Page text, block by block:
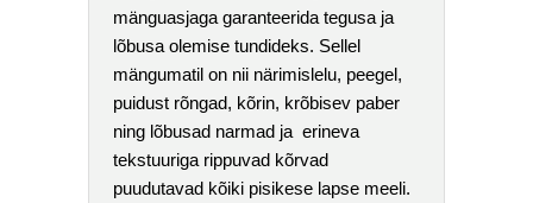
mänguasjaga garanteerida tegusa ja
lõbusa olemise tundideks. Sellel
mängumatil on nii närimislelu, peegel,
puidust rõngad, kõrin, krõbisev paber
ning lõbusad narmad ja erineva
tekstuuriga rippuvad kõrvad
puudutavad kõiki pisikese lapse meeli.